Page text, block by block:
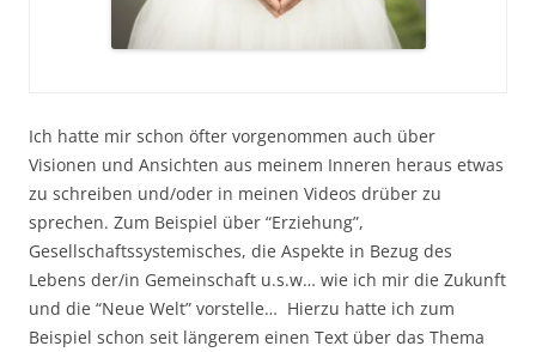
Ich hatte mir schon öfter vorgenommen auch über
Visionen und Ansichten aus meinem Inneren heraus etwas
zu schreiben und/oder in meinen Videos drüber zu
sprechen. Zum Beispiel über “Erziehung”,
Gesellschaftssystemisches, die Aspekte in Bezug des
Lebens der/in Gemeinschaft u.s.w… wie ich mir die Zukunft
und die “Neue Welt” vorstelle… Hierzu hatte ich zum
Beispiel schon seit längerem einen Text über das Thema